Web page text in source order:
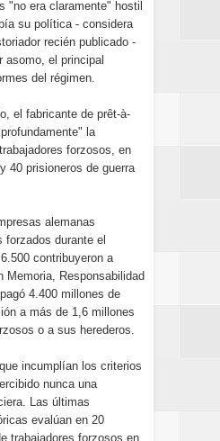
"no era claramente" hostil
su política - considera
recién publicado -
asomo, el principal
del régimen.
el fabricante de prêt-à-
la
forzosos, en
40 prisioneros de guerra
alemanas
forzados durante el
contribuyeron a
Memoria, Responsabilidad
4.400 millones de
a más de 1,6 millones
o a sus herederos.
incumplían los criterios
nunca una
Las últimas
evalúan en 20
trabajadores forzosos en